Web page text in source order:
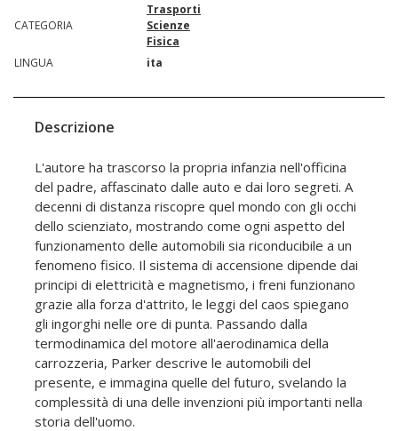
CATEGORIA
Trasporti
Scienze
Fisica
LINGUA
ita
Descrizione
L'autore ha trascorso la propria infanzia nell'officina
del padre, affascinato dalle auto e dai loro segreti. A
decenni di distanza riscopre quel mondo con gli occhi
dello scienziato, mostrando come ogni aspetto del
funzionamento delle automobili sia riconducibile a un
fenomeno fisico. Il sistema di accensione dipende dai
principi di elettricità e magnetismo, i freni funzionano
grazie alla forza d'attrito, le leggi del caos spiegano
gli ingorghi nelle ore di punta. Passando dalla
termodinamica del motore all'aerodinamica della
carrozzeria, Parker descrive le automobili del
presente, e immagina quelle del futuro, svelando la
complessità di una delle invenzioni più importanti nella
storia dell'uomo.